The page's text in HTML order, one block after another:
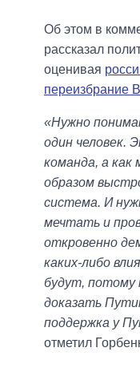
Об этом в
рассказал
оценивая
переизбрание
«Нужно
один человек.
команда, а как
образом
система. И
мечтать и
откровенно
каких-либо
будут, потому
доказать
поддержка у
отметил